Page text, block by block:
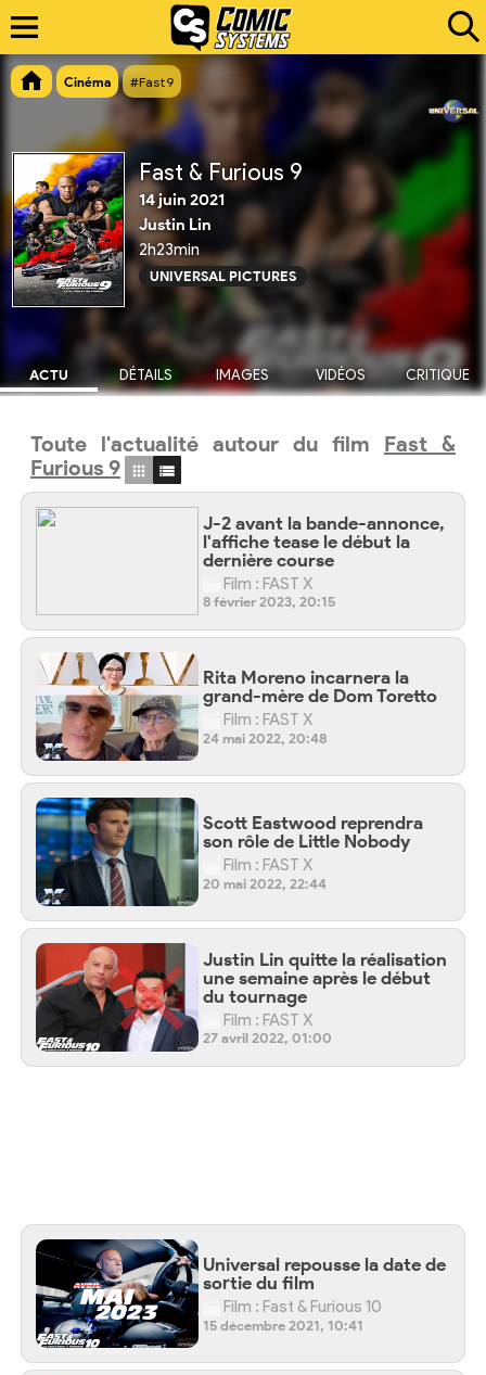
Cinéma #Fast9
Fast & Furious 9
14 juin 2021
Justin Lin
2h23min
UNIVERSAL PICTURES
ACTU DÉTAILS IMAGES VIDÉOS CRITIQUE
Toute l'actualité autour du film Fast &
Furious 9
J-2 avant la bande-annonce,
l'affiche tease le début la
dernière course
Film : FAST X
8 février 2023, 20:15
Rita Moreno incarnera la
grand-mère de Dom Toretto
Film : FAST X
24 mai 2022, 20:48
Scott Eastwood reprendra
son rôle de Little Nobody
Film : FAST X
20 mai 2022, 22:44
Justin Lin quitte la réalisation
une semaine après le début
du tournage
Film : FAST X
27 avril 2022, 01:00
Universal repousse la date de
sortie du film
Film : Fast & Furious 10
15 décembre 2021, 10:41